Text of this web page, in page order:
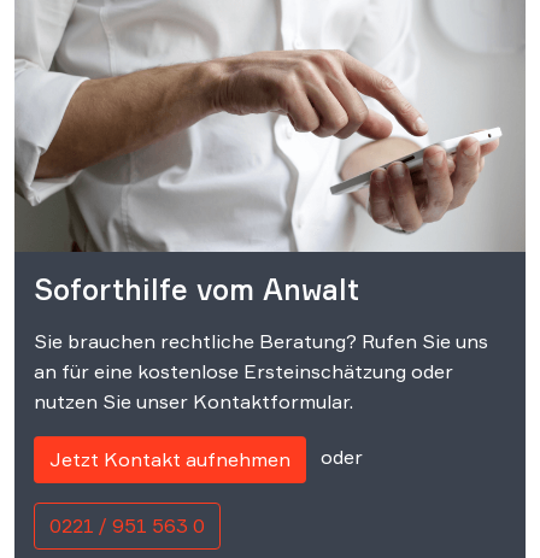
Soforthilfe vom Anwalt
Sie brauchen rechtliche Beratung? Rufen Sie uns
an für eine kostenlose Ersteinschätzung oder
nutzen Sie unser Kontaktformular.
Jetzt Kontakt aufnehmen oder
0221 / 951 563 0